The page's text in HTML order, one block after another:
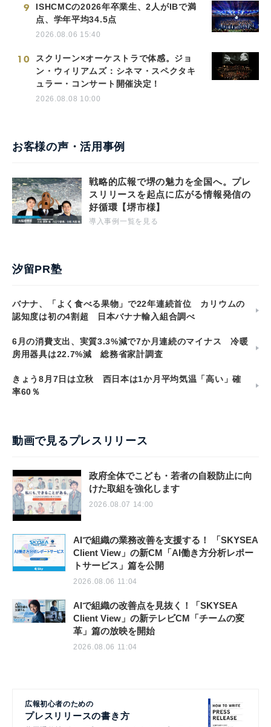
9
ISHCMCの2026年卒業生、2人がIBで満
点、学年平均34.5点
2026.08.06 15:40
10
スクリーン×オーケストラで体感。ジョ
ン・ウィリアムズ：シネマ・スペクタキ
ュラー・コンサート開催決定！
2026.08.08 10:00
お客様の声・活用事例
戦略的広報で堺の魅力を全国へ。プレ
スリリースを起点に広がる情報発信の
好循環【堺市様】
導入事例一覧を見る
汐留PR塾
バナナ、「よく食べる果物」で22年連続首位 カリウムの
認知度は初の4割超 日本バナナ輸入組合調べ
6月の消費支出、実質3.3%減で7か月連続のマイナス 冷暖
房用器具は22.7%減 総務省家計調査
きょう8月7日は立秋 西日本は1か月平均気温「高い」確
率60％
動画で見るプレスリリース
政府全体でこども・若者の自殺防止に向
けた取組を強化します
2026.08.07 14:00
AIで組織の業務改善を支援する！ 「SKYSEA
Client View」の新CM「AI働き方分析レポー
トサービス」篇を公開
2026.08.06 11:04
AIで組織の改善点を見抜く！「SKYSEA
Client View」の新テレビCM「チームの変
革」篇の放映を開始
2026.08.06 11:04
広報初心者のための
プレスリリースの書き方